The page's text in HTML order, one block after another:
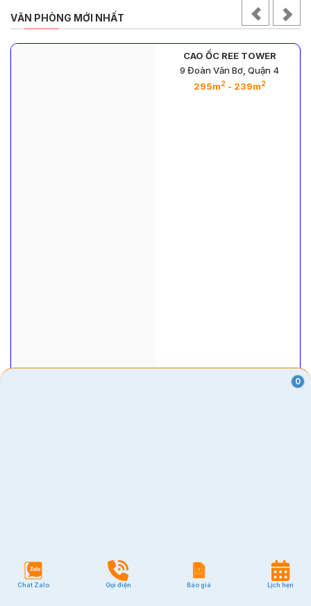
VĂN PHÒNG MỚI NHẤT
CAO ỐC REE TOWER
9 Đoàn Văn Bơ, Quận 4
295m2- 239m2
Chat Zalo Gọi điện Báo giá Lịch hẹn
0